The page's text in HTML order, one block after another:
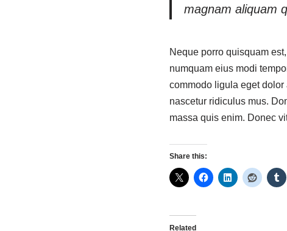
magnam aliquam
Neque porro quisquam
numquam eius modi
commodo ligula eget
nascetur ridiculus mus.
massa quis enim. Donec
Share this:
Related